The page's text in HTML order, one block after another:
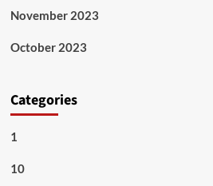
November 2023
October 2023
Categories
1
10